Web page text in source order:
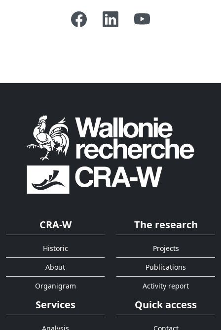
CRA-W
Historic
About
Organigram
The research
Projects
Publications
Activity report
Services Quick access